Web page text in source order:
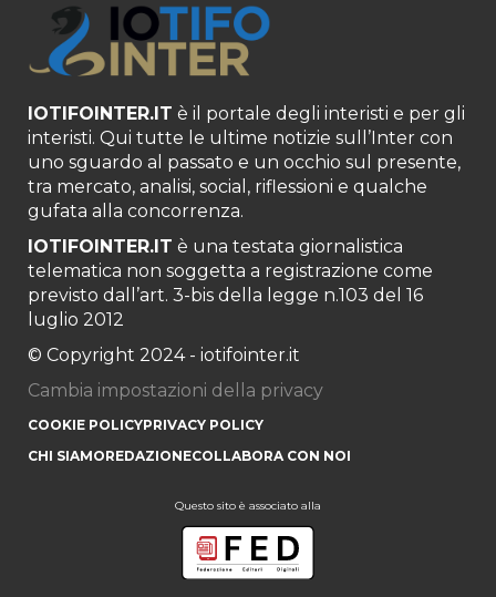
IOTIFOINTER.IT è il portale degli interisti e per gli
interisti. Qui tutte le ultime notizie sull’Inter con
uno sguardo al passato e un occhio sul presente,
tra mercato, analisi, social, riflessioni e qualche
gufata alla concorrenza.
IOTIFOINTER.IT è una testata giornalistica
telematica non soggetta a registrazione come
previsto dall’art. 3-bis della legge n.103 del 16
luglio 2012
© Copyright 2024 - iotifointer.it
Cambia impostazioni della privacy
COOKIE POLICYPRIVACY POLICY
CHI SIAMOREDAZIONECOLLABORA CON NOI
Questo sito è associato alla